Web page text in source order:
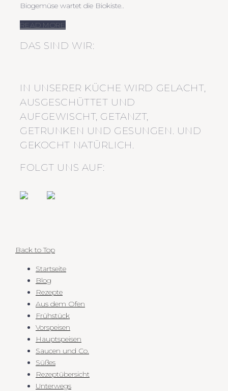
Biogemüse wartet die Biokiste..
READ MORE
DAS SIND WIR:
IN UNSERER KÜCHE WIRD GELACHT,
AUSGESCHÜTTET UND
AUFGEWISCHT, GETANZT,
GETRUNKEN UND GESUNGEN. UND
GEKOCHT NATÜRLICH.
FOLGT UNS AUF:
Back to Top
Startseite
Blog
Rezepte
Aus dem Ofen
Frühstück
Vorspeisen
Hauptspeisen
Saucen und Co.
Süßes
Rezeptübersicht
Unterwegs